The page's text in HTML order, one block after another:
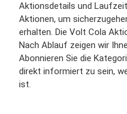
Aktionsdetails und
Aktionen, um
erhalten. Die Volt Cola
Nach Ablauf zeigen wir
Abonnieren Sie die
direkt informiert zu sein,
ist.